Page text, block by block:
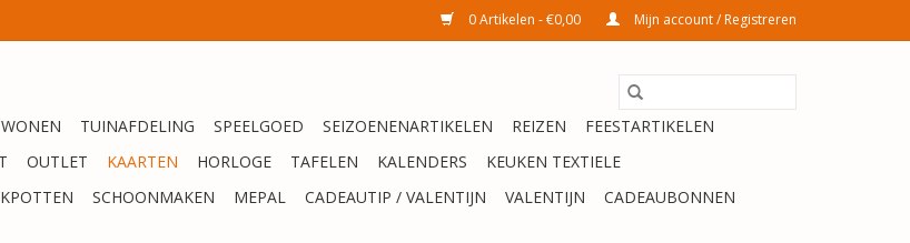
0 Artikelen - €0,00 Mijn account / Registreren
WONEN TUINAFDELING SPEELGOED SEIZOENENARTIKELEN REIZEN
FEESTARTIKELEN
OUTLET KAARTEN HORLOGE TAFELEN KALENDERS
KEUKEN TEXTIELE
SCHOONMAKEN MEPAL CADEAUTIP / VALENTIJN VALENTIJN
CADEAUBONNEN